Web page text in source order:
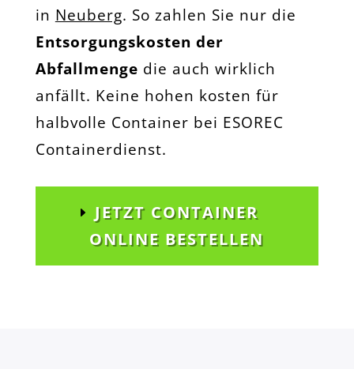
in Neuberg. So zahlen Sie nur die
Entsorgungskosten der
Abfallmenge die auch wirklich
anfällt. Keine hohen kosten für
halbvolle Container bei ESOREC
Containerdienst.
JETZT CONTAINER
ONLINE BESTELLEN